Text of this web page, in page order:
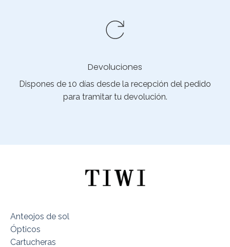
Devoluciones
Dispones de 10 días desde la recepción del pedido
para tramitar tu devolución.
Anteojos de sol
Ópticos
Cartucheras